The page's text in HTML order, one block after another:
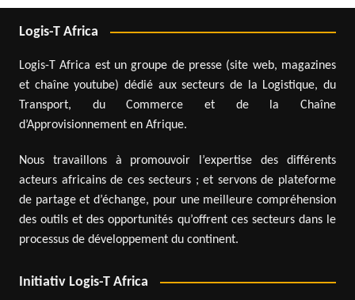
Logis-T Africa
Logis-T Africa est un groupe de presse (site web, magazines
et chaîne youtube) dédié aux secteurs de la Logistique, du
Transport, du Commerce et de la Chaîne
d’Approvisionnement en Afrique.
Nous travaillons à promouvoir l’expertise des différents
acteurs africains de ces secteurs ; et servons de plateforme
de partage et d’échange, pour une meilleure compréhension
des outils et des opportunités qu’offrent ces secteurs dans le
processus de développement du continent.
Initiativ Logis-T Africa